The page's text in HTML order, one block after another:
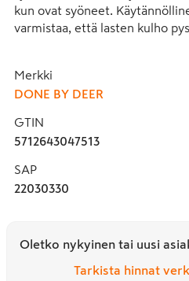
kun ovat syöneet.
varmistaa, että lasten kulho
Happy clouds kulho on
elämään lasten kanssa ja
lukemattomien perheillallisten
muoviksi ja kierrättää uusiksi
Vaaleanpunaiseen Foodie-
mukavan kaksivärisen
Merkki
DONE BY DEER
GTIN
5712643047513
SAP
22030330
Oletko nykyinen tai uusi
Tarkista hinnat